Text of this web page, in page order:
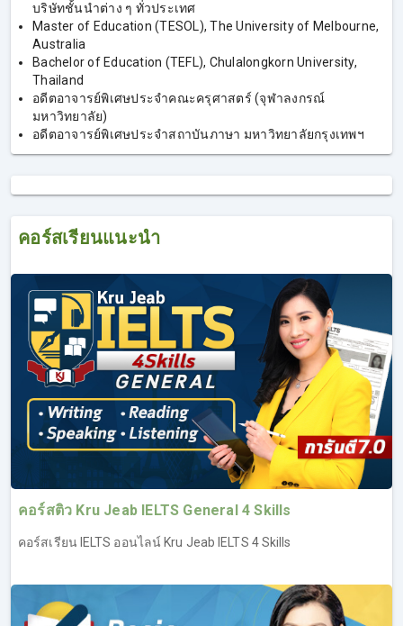
1. คอร์สเรียน IELTS Writing
เก็บครบงานเขียนทุกแบบ IELTS Writing Task 1 และ Task 2,
Pattern อัพคะแนน, โจทย์ Writing สำหรับลองทำจริง และ
ตรวจงานเขียนฟรี!
การเรียน IELTS Writing เป็นอีกหนึ่งคอร์สของเรา โดยครูเจี๊ยบ
IELTS Writing จะได้เพิ่มทักษะการเขียนภาษาอังกฤษ ที่ไม่ใช่
ผู้ที่เรียน IELTS Writing จะได้เรียนรู้คำศัพท์เพิ่มเติม จากศัพท์
สูงขึ้น และได้รู้ Pattern การเขียนที่จะได้คะแนนมากกว่าเดิม
เน้นการเขียนเชิงวิชาการที่ตรงตามมาตรฐานการให้คะแนน
ของกรรมการตรวจข้อสอบ จากการสอบ IELTS พบว่ายังมีอีก
หลายคนที่ประสบปัญหาสอบตกทักษะ Writing เพราะขาด
ทักษะบางอย่าง แม้ในกลุ่มคนที่มีพื้นฐานภาษาอังกฤษที่ดีอยู่
แล้ว ก็ยังสอบตกทักษะนี้ แต่ถ้าหากเรียน IELTS Writing จะได้รู้
เทคนิคที่มากขึ้น และสามารถเขียนเพิ่มคะแนนได้ หลายคนที่
เรียน IELTS Writing ประสบความสำเร็จในการทำข้อสอบ
สามารถพิชิต Band ได้ตามเป้า (ทดลองเรียน IELTS ฟรี เรียน
IELTS Writing ที่ลิงค์นี้
https://opendurian.com/ielts_writing#productContent)
ภาพรวม และวิเคราะห์ข้อสอบ IELTS Writing รู้แนว
การเขียนระดับ Advanced
ไวยากรณ์ และศัพท์ที่จำเป็นในการเขียนเพื่ออัพคะแนนให้
บริษัทชั้นนําต่าง ๆ ทั่วประเทศ
Master of Education (TESOL), The University of Melbourne,
Australia
Bachelor of Education (TEFL), Chulalongkorn University,
Thailand
อดีตอาจารย์พิเศษประจำคณะครุศาสตร์ (จุฬาลงกรณ์
มหาวิทยาลัย)
อดีตอาจารย์พิเศษประจำสถาบันภาษา มหาวิทยาลัยกรุงเทพฯ
คอร์สเรียนแนะนำ
คอร์สติว Kru Jeab IELTS General 4 Skills
คอร์สเรียน IELTS ออนไลน์ Kru Jeab IELTS 4 Skills